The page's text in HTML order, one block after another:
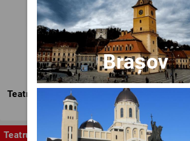
Teatrul Nottara
Teatru
Brașov